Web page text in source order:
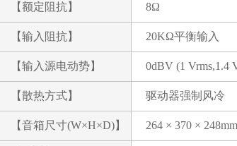
【额定阻抗】 8Ω
【输入阻抗】 20KΩ平衡输入
【输入源电动势】 0dBV (1 Vrms,1.4
【散热方式】 驱动器强制风冷
【音箱尺寸(W×H×D)】 264 × 370 × 248mm